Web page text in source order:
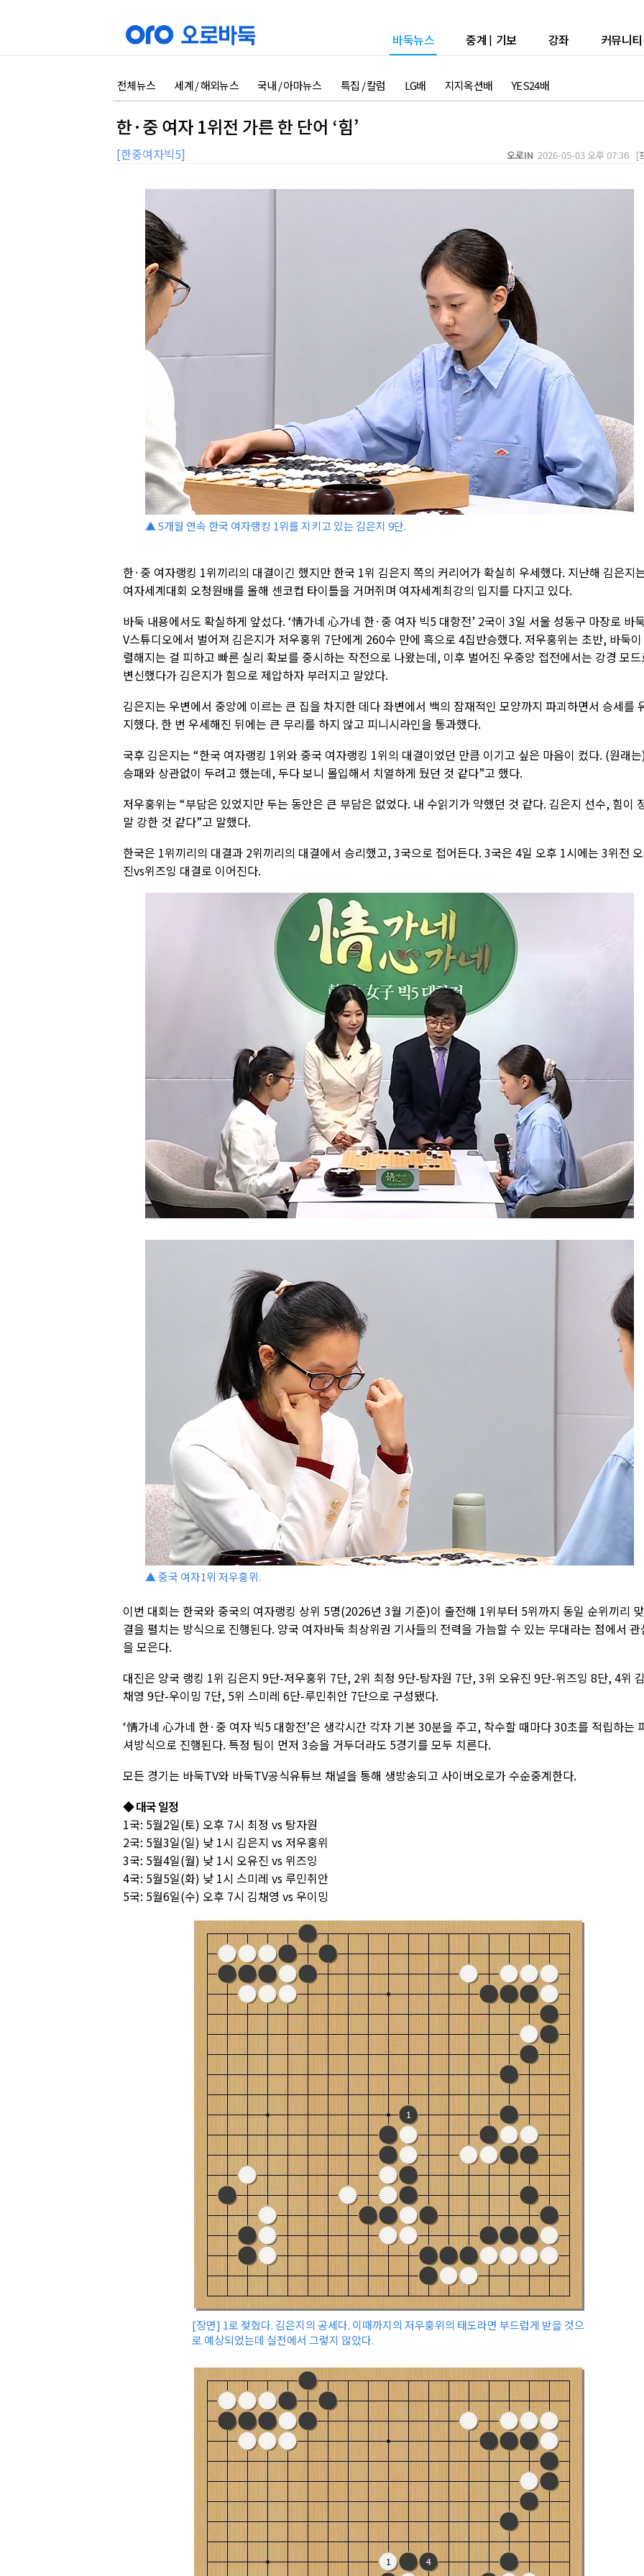
바둑뉴스 중계 | 기보 강좌 커뮤니티
전체뉴스 세계 / 해외뉴스 국내 / 아마뉴스 특집 / 칼럼 LG배 지지옥션배 YES24배
한·중 여자 1위전 가른 한 단어 ‘힘’
[한중여자빅5] 오로IN 2026-05-03 오후 07:36 [
▲ 5개월 연속 한국 여자랭킹 1위를 지키고 있는 김은지 9단.
한·중 여자랭킹 1위끼리의 대결이긴 했지만 한국 1위 김은지 쪽의 커리어가 확실히 우세했다. 지난해 김은지
여자세계대회 오청원배를 올해 센코컵 타이틀을 거머쥐며 여자세계최강의 입지를 다지고 있다.
바둑 내용에서도 확실하게 앞섰다. ‘情가네 心가네 한·중 여자 빅5 대항전’ 2국이 3일 서울 성동구 마장로 바
V스튜디오에서 벌어져 김은지가 저우훙위 7단에게 260수 만에 흑으로 4집반승했다. 저우훙위는 초반, 바둑이
렬해지는 걸 피하고 빠른 실리 확보를 중시하는 작전으로 나왔는데, 이후 벌어진 우중앙 접전에서는 강경 모드
변신했다가 김은지가 힘으로 제압하자 부러지고 말았다.
김은지는 우변에서 중앙에 이르는 큰 집을 차지한 데다 좌변에서 백의 잠재적인 모양까지 파괴하면서 승세를
지했다. 한 번 우세해진 뒤에는 큰 무리를 하지 않고 피니시라인을 통과했다.
국후 김은지는 “한국 여자랭킹 1위와 중국 여자랭킹 1위의 대결이었던 만큼 이기고 싶은 마음이 컸다. (원래
승패와 상관없이 두려고 했는데, 두다 보니 몰입해서 치열하게 뒀던 것 같다”고 했다.
저우훙위는 “부담은 있었지만 두는 동안은 큰 부담은 없었다. 내 수읽기가 약했던 것 같다. 김은지 선수, 힘이
말 강한 것 같다”고 말했다.
한국은 1위끼리의 대결과 2위끼리의 대결에서 승리했고, 3국으로 접어든다. 3국은 4일 오후 1시에는 3위전
진vs위즈잉 대결로 이어진다.
▲ 중국 여자1위 저우훙위.
이번 대회는 한국와 중국의 여자랭킹 상위 5명(2026년 3월 기준)이 출전해 1위부터 5위까지 동일 순위끼리
결을 펼치는 방식으로 진행된다. 양국 여자바둑 최상위권 기사들의 전력을 가늠할 수 있는 무대라는 점에서 관
을 모은다.
대진은 양국 랭킹 1위 김은지 9단-저우훙위 7단, 2위 최정 9단-탕자원 7단, 3위 오유진 9단-위즈잉 8단, 4위 김
채영 9단-우이밍 7단, 5위 스미레 6단-루민취안 7단으로 구성됐다.
‘情가네 心가네 한·중 여자 빅5 대항전’은 생각시간 각자 기본 30분을 주고, 착수할 때마다 30초를 적립하는
셔방식으로 진행된다. 특정 팀이 먼저 3승을 거두더라도 5경기를 모두 치른다.
모든 경기는 바둑TV와 바둑TV공식유튜브 채널을 통해 생방송되고 사이버오로가 수순중계한다.
◆ 대국 일정
1국: 5월2일(토) 오후 7시 최정 vs 탕자원
2국: 5월3일(일) 낮 1시 김은지 vs 저우훙위
3국: 5월4일(월) 낮 1시 오유진 vs 위즈잉
4국: 5월5일(화) 낮 1시 스미레 vs 루민취안
5국: 5월6일(수) 오후 7시 김채영 vs 우이밍
[장면] 1로 젖혔다. 김은지의 공세다. 이때까지의 저우훙위의 태도라면 부드럽게 받을 것으
로 예상되었는데 실전에서 그렇지 않았다.